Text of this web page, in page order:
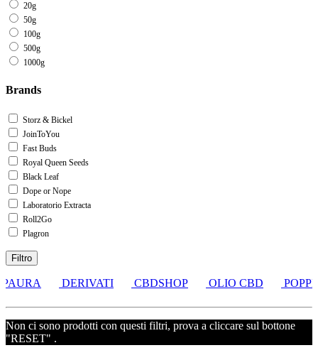
20g
50g
100g
500g
1000g
Brands
Storz & Bickel
JoinToYou
Fast Buds
Royal Queen Seeds
Black Leaf
Dope or Nope
Laboratorio Extracta
Roll2Go
Plagron
Filtro
DERIVATI CBDSHOP OLIO CBD
Non ci sono prodotti con questi filtri, prova a cliccare sul bottone
"RESET" .